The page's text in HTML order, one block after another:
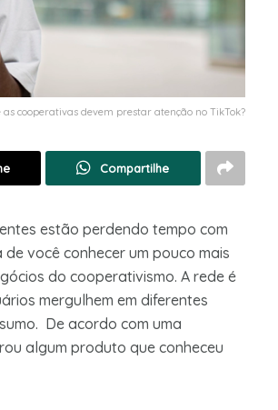
as cooperativas devem prestar atenção no TikTok?
Compartilhe
estão perdendo tempo com
você conhecer um pouco mais
do cooperativismo. A rede é
mergulhem em diferentes
De acordo com uma
algum produto que conheceu